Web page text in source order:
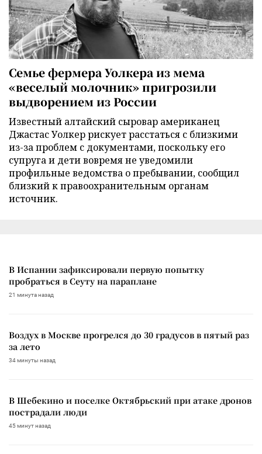
Семье фермера Уолкера из мема
«веселый молочник» пригрозили
выдворением из России
Известный алтайский сыровар американец
Джастас Уолкер рискует расстаться с близкими
из-за проблем с документами, поскольку его
супруга и дети вовремя не уведомили
профильные ведомства о пребывании, сообщил
близкий к правоохранительным органам
источник.
В Испании зафиксировали первую попытку
пробраться в Сеуту на параплане
21 минута назад
Воздух в Москве прогрелся до 30 градусов в пятый раз
за лето
34 минуты назад
В Шебекино и поселке Октябрьский при атаке дронов
пострадали люди
45 минут назад